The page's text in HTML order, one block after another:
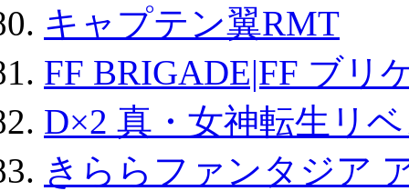
キャプテン翼RMT
FF BRIGADE|FF ブリ
D×2 真・女神転生リ
きららファンタジア